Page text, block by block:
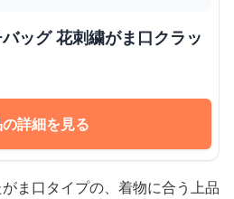
ッグ 花刺繍がま口クラッ
詳細を見る
ま口タイプの、着物に合う上品